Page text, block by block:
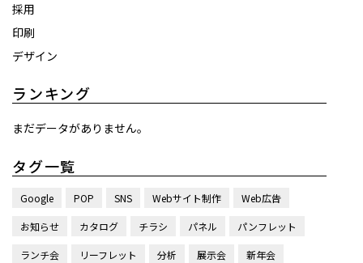
採用
印刷
デザイン
ランキング
まだデータがありません。
タグ一覧
Google POP SNS Webサイト制作 Web広告
お知らせ カタログ チラシ パネル パンフレット
ランチ会 リーフレット 分析 展示会 新年会